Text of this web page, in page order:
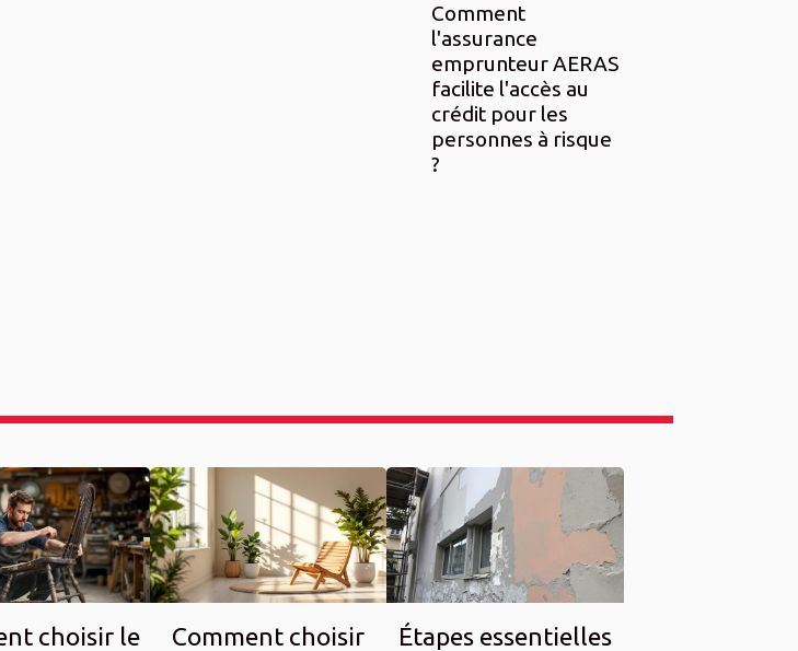
Comment
l'assurance
emprunteur AERAS
facilite l'accès au
crédit pour les
personnes à risque
?
choisir le
Comment choisir
Étapes essentielles